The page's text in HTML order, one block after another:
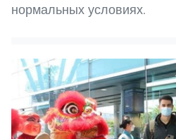
нормальных условиях.